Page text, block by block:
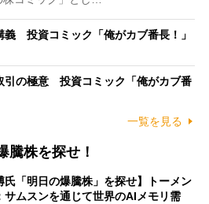
義 投資コミック「俺がカブ番長！」
引の極意 投資コミック「俺がカブ番
一覧を見る
騰株を探せ！
氏「明日の爆騰株」を探せ】トーメン
サムスンを通じて世界のAIメモリ需